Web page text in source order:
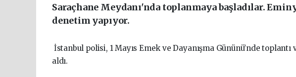
Saraçhane Meydanı'nda toplanmaya başladılar.
denetim yapıyor.
İstanbul polisi, 1 Mayıs Emek ve Dayanışma Gününü’nde
aldı.